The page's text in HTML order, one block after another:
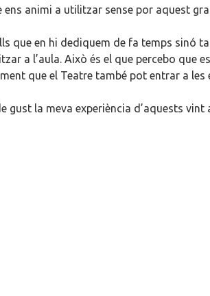
ens animi a utilitzar sense por aquest
que en hi dediquem de fa temps sinó
a l’aula. Això és el que percebo que
que el Teatre també pot entrar a les
gust la meva experiència d’aquests vint